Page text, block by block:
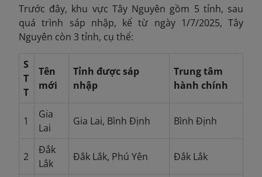
Trước đây, khu vực Tây Nguyên gồm 5 tỉnh, sau
quá trình sáp nhập, kể từ ngày 1/7/2025, Tây
Nguyên còn 3 tỉnh, cụ thể:
S
T
T
Tên
mới
Tỉnh được sáp
nhập
Trung tâm
hành chính
1
Gia
Lai
Gia Lai, Bình Định Bình Định
2
Đắk
Lắk
Đắk Lắk, Phú Yên Đắk Lắk